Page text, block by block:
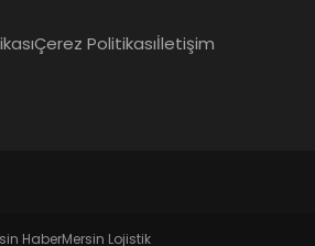
Çerez Politikasıİletişim
HaberMersin Lojistik